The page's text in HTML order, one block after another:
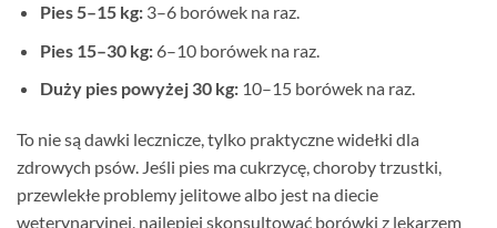
Pies 5–15 kg:3–6 borówek na raz.
Pies 15–30 kg:6–10 borówek na raz.
Duży pies powyżej 30 kg:10–15 borówek na raz.
To nie są dawki lecznicze, tylko praktyczne widełki dla
zdrowych psów. Jeśli pies ma cukrzycę, choroby trzustki,
przewlekłe problemy jelitowe albo jest na diecie
weterynaryjnej, najlepiej skonsultować borówki z lekarzem